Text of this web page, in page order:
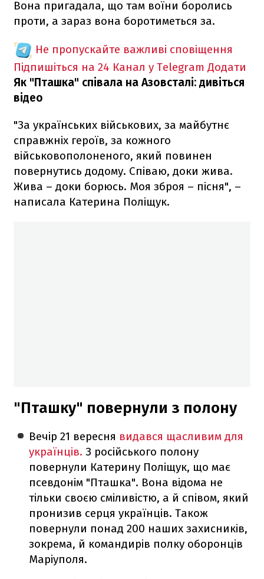
Вона пригадала, що там воїни боролись
проти, а зараз вона боротиметься за.
Не пропускайте важливі сповіщення
Підпишіться на 24 Канал у Telegram Додати
Як "Пташка" співала на Азовсталі: дивіться
відео
"За українських військових, за майбутнє
справжніх героїв, за кожного
військовополоненого, який повинен
повернутись додому. Співаю, доки жива.
Жива – доки борюсь. Моя зброя – пісня", –
написала Катерина Поліщук.
"Пташку" повернули з полону
Вечір 21 вересня видався щасливим для
українців. З російського полону
повернули Катерину Поліщук, що має
псевдонім "Пташка". Вона відома не
тільки своєю сміливістю, а й співом, який
пронизив серця українців. Також
повернули понад 200 наших захисників,
зокрема, й командирів полку оборонців
Маріуполя.